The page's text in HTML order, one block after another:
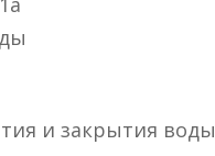
и закрытия воды